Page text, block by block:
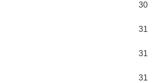
30
31
31
31